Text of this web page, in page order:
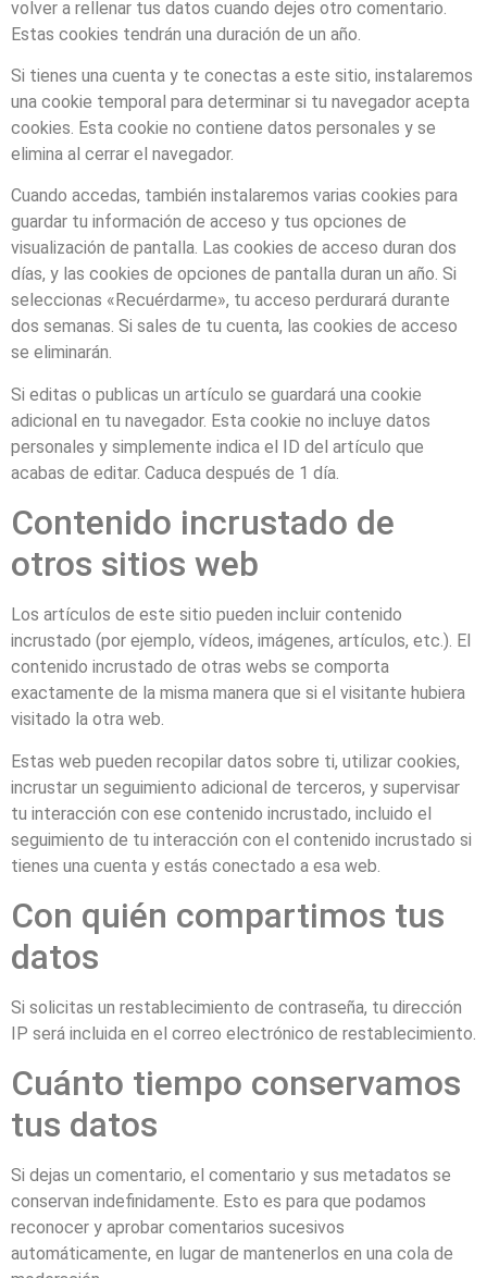
volver a rellenar tus datos cuando dejes otro comentario.
Estas cookies tendrán una duración de un año.
Si tienes una cuenta y te conectas a este sitio, instalaremos
una cookie temporal para determinar si tu navegador acepta
cookies. Esta cookie no contiene datos personales y se
elimina al cerrar el navegador.
Cuando accedas, también instalaremos varias cookies para
guardar tu información de acceso y tus opciones de
visualización de pantalla. Las cookies de acceso duran dos
días, y las cookies de opciones de pantalla duran un año. Si
seleccionas «Recuérdarme», tu acceso perdurará durante
dos semanas. Si sales de tu cuenta, las cookies de acceso
se eliminarán.
Si editas o publicas un artículo se guardará una cookie
adicional en tu navegador. Esta cookie no incluye datos
personales y simplemente indica el ID del artículo que
acabas de editar. Caduca después de 1 día.
Contenido incrustado de
otros sitios web
Los artículos de este sitio pueden incluir contenido
incrustado (por ejemplo, vídeos, imágenes, artículos, etc.). El
contenido incrustado de otras webs se comporta
exactamente de la misma manera que si el visitante hubiera
visitado la otra web.
Estas web pueden recopilar datos sobre ti, utilizar cookies,
incrustar un seguimiento adicional de terceros, y supervisar
tu interacción con ese contenido incrustado, incluido el
seguimiento de tu interacción con el contenido incrustado si
tienes una cuenta y estás conectado a esa web.
Con quién compartimos tus
datos
Si solicitas un restablecimiento de contraseña, tu dirección
IP será incluida en el correo electrónico de restablecimiento.
Cuánto tiempo conservamos
tus datos
Si dejas un comentario, el comentario y sus metadatos se
conservan indefinidamente. Esto es para que podamos
reconocer y aprobar comentarios sucesivos
automáticamente, en lugar de mantenerlos en una cola de